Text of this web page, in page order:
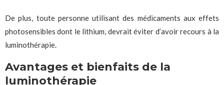
De plus, toute personne utilisant des médicaments aux effets
photosensibles dont le lithium, devrait éviter d’avoir recours à la
luminothérapie.
Avantages et bienfaits de la
luminothérapie